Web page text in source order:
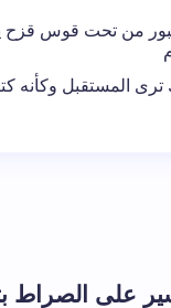
من تحت قوس قزح
ترى المستقبل وكأنه
على الصراط